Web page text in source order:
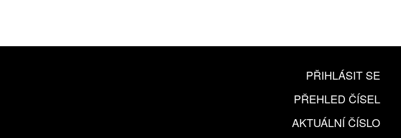
PŘIHLÁSIT SE
PŘEHLED ČÍSEL
AKTUÁLNÍ ČÍSLO